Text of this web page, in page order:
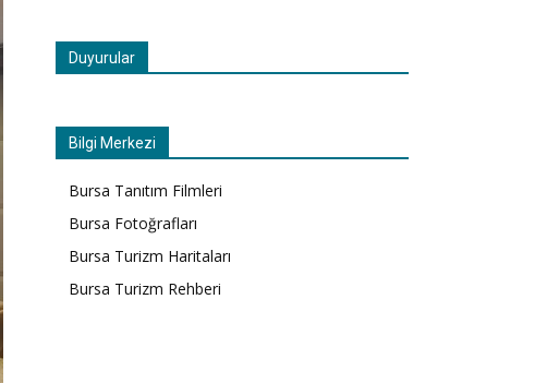
Duyurular
Bilgi Merkezi
Bursa Tanıtım Filmleri
Bursa Fotoğrafları
Bursa Turizm Haritaları
Bursa Turizm Rehberi